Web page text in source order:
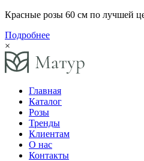
Красные розы 60 см по лучшей
Подробнее
×
Главная
Каталог
Розы
Тренды
Клиентам
О нас
Контакты